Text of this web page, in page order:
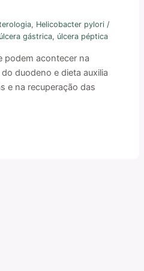
, Helicobacter pylori /
úlcera gástrica, úlcera péptica
podem acontecer na
duodeno e dieta auxilia
e na recuperação das